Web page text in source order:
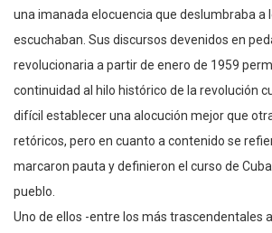
una imanada elocuencia que deslumbraba a
escuchaban. Sus discursos devenidos en
revolucionaria a partir de enero de 1959
continuidad al hilo histórico de la revolución
difícil establecer una alocución mejor que
retóricos, pero en cuanto a contenido se
marcaron pauta y definieron el curso de
pueblo.
Uno de ellos -entre los más trascendentales